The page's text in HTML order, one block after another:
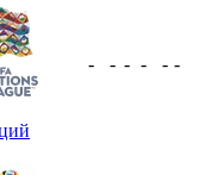
- - - - - -